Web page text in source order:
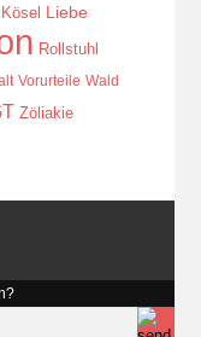
Kösel Liebe
Rollstuhl
Vorurteile Wald
Zöliakie